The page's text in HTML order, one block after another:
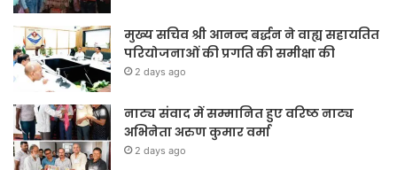
मुख्य सचिव श्री आनन्द बर्द्धन ने वाह्य सहायतित
परियोजनाओं की प्रगति की समीक्षा की
2 days ago
नाट्य संवाद में सम्मानित हुए वरिष्ठ नाट्य
अभिनेता अरुण कुमार वर्मा
2 days ago